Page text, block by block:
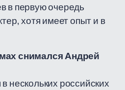
в первую очередь
хотя имеет опыт и в
снимался Андрей
нескольких российских